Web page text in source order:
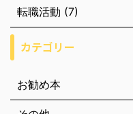
転職活動 (7)
カテゴリー
お勧め本